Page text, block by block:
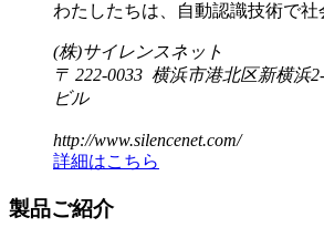
わたしたちは、自動認識技術で社
(株)サイレンスネット
〒 222-0033 横浜市港北区新横
ビル
http://www.silencenet.com/
詳細はこちら
製品ご紹介